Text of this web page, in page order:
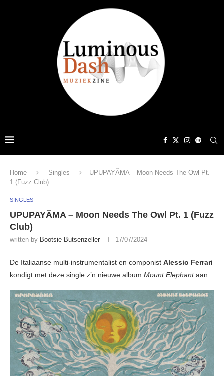
Home Singles
UPUPAYÃMA – Moon Needs The Owl Pt.
1 (Fuzz Club)
SINGLES
UPUPAYÃMA – Moon Needs The Owl Pt. 1 (Fuzz
Club)
written by Bootsie Butsenzeller 17/07/2024
De Italiaanse multi-instrumentalist en componist Alessio Ferrari
kondigt met deze single z’n nieuwe album Mount Elephantaan.